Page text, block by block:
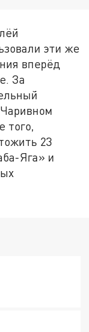
эти же
вперёд
За
того,
23
Яга» и